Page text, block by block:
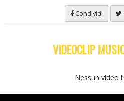
Condividi
VIDEOCLIP
Nessun video